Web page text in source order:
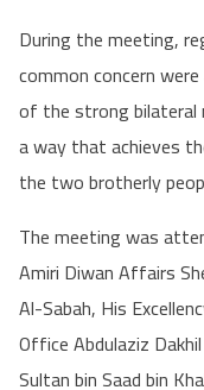
During the meeting,
common concern
of the strong bilateral
a way that achieves
the two brotherly
The meeting was
Amiri Diwan Affairs
Al-Sabah, His
Office Abdulaziz
Sultan bin Saad bin